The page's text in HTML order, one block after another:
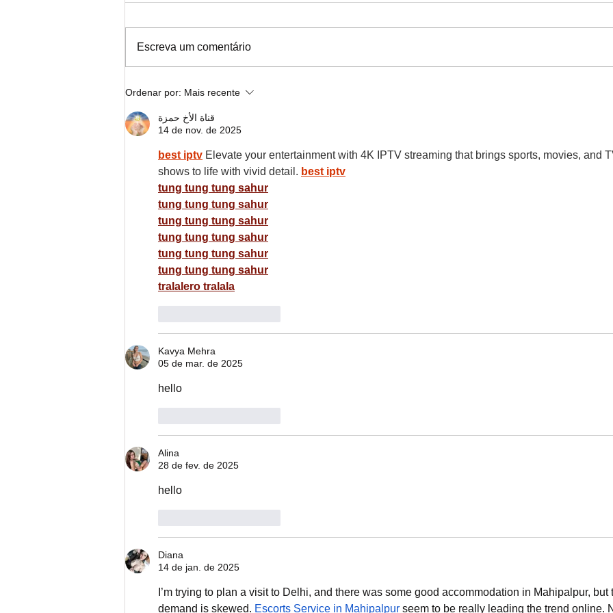
Nota de Solidariedade com o
povo do Rio Grande do Sul e
Santa Catarina
Escreva um comentário
Ordenar por: Mais recente
قناة الأخ حمزة
14 de nov. de 2025
best iptv Elevate your entertainment with 4K IPTV streaming that brings sports, movies, and
shows to life with vivid detail. best iptv
tung tung tung sahur
tung tung tung sahur
tung tung tung sahur
tung tung tung sahur
tung tung tung sahur
tung tung tung sahur
tralalero tralala
Kavya Mehra
05 de mar. de 2025
hello
Alina
28 de fev. de 2025
hello
Diana
14 de jan. de 2025
I’m trying to plan a visit to Delhi, and there was some good accommodation in Mahipalpur, but
demand is skewed. Escorts Service in Mahipalpur seem to be really leading the trend online.